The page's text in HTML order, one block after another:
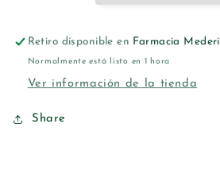
Retiro disponible en Farmacia Mederi
Normalmente está listo en 1 hora
Ver información de la tienda
Share